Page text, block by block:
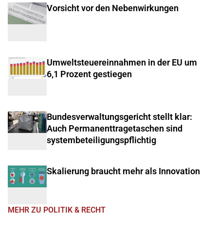
Vorsicht vor den Nebenwirkungen
Umweltsteuereinnahmen in der EU um
6,1 Prozent gestiegen
Bundesverwaltungsgericht stellt klar:
Auch Permanenttragetaschen sind
systembeteiligungspflichtig
Skalierung braucht mehr als Innovation
MEHR ZU POLITIK & RECHT